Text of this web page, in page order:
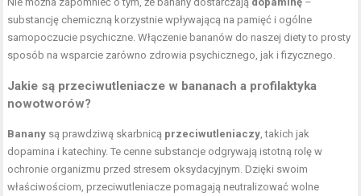
substancję chemiczną korzystnie wpływającą na pamięć i ogólne
samopoczucie psychiczne. Włączenie bananów do naszej diety to prosty
sposób na wsparcie zarówno zdrowia psychicznego, jak i fizycznego.
Jakie są przeciwutleniacze w bananach a profilaktyka
nowotworów?
Banany są prawdziwą skarbnicą przeciwutleniaczy, takich jak
dopamina i katechiny. Te cenne substancje odgrywają istotną rolę w
ochronie organizmu przed stresem oksydacyjnym. Dzięki swoim
właściwościom, przeciwutleniacze pomagają neutralizować wolne